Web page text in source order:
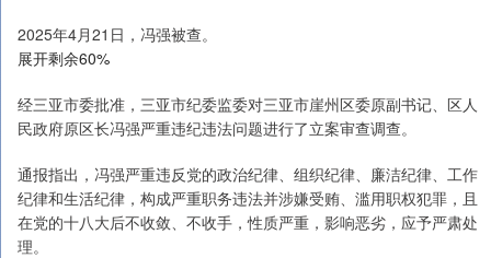
2025年4月21日，冯强被查。
展开剩余60%
经三亚市委批准，三亚市纪委监委对三亚市崖州区委原副书记、区人
民政府原区长冯强严重违纪违法问题进行了立案审查调查。
通报指出，冯强严重违反党的政治纪律、组织纪律、廉洁纪律、工作
纪律和生活纪律，构成严重职务违法并涉嫌受贿、滥用职权犯罪，且
在党的十八大后不收敛、不收手，性质严重，影响恶劣，应予严肃处
理。